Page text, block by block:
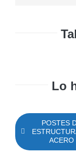
Lo
POSTES
ACERO